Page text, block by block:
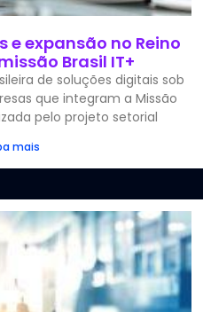
e expansão no Reino
Brasil IT+
de soluções digitais sob
que integram a Missão
pelo projeto setorial
mais